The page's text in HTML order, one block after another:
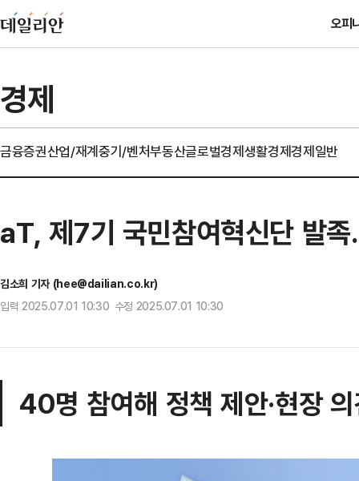
오피
경제
금융증권산업/재계중기/벤처부동산글로벌경제생활경제경제일반
aT, 제7기 국민참여혁신단 발
김소희 기자 (hee@dailian.co.kr)
입력 2025.07.01 10:30 수정 2025.07.01 10:30
40명 참여해 정책 제안·현장